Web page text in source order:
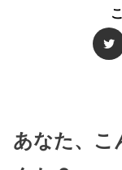
あなた、こ